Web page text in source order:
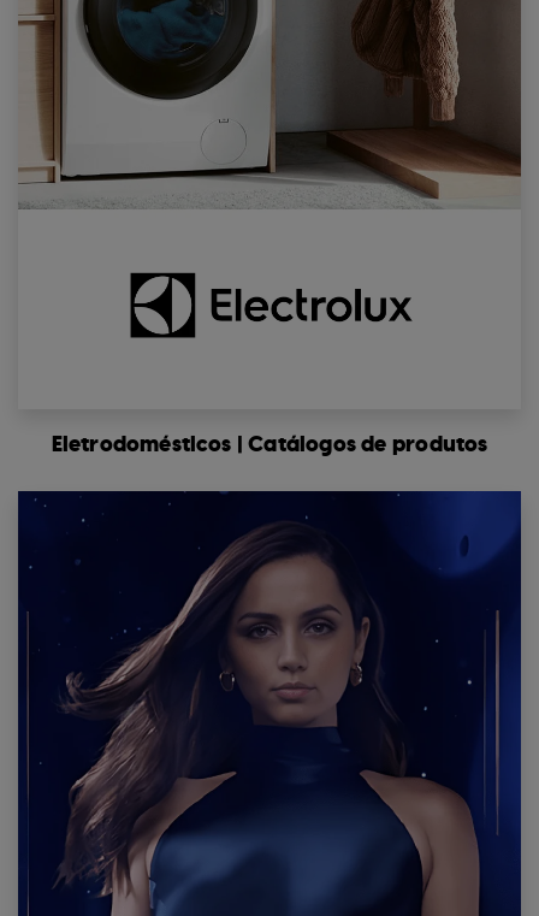
Eletrodomésticos | Catálogos de produtos